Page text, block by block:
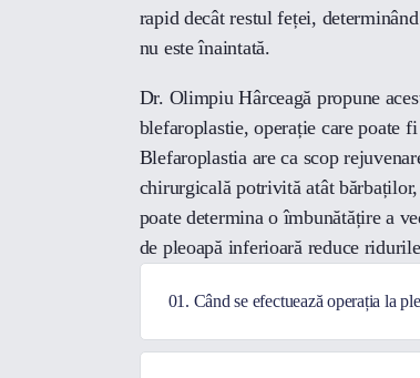
rapid decât restul feței,
nu este înaintată.
Dr. Olimpiu Hârceagă propune
blefaroplastie, operație care poate
Blefaroplastia are ca scop
chirurgicală potrivită atât
poate determina o îmbunătățire a
de pleoapă inferioară reduce
01. Când se efectuează operația la